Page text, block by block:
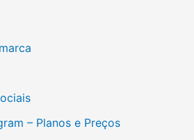
– Planos e Preços